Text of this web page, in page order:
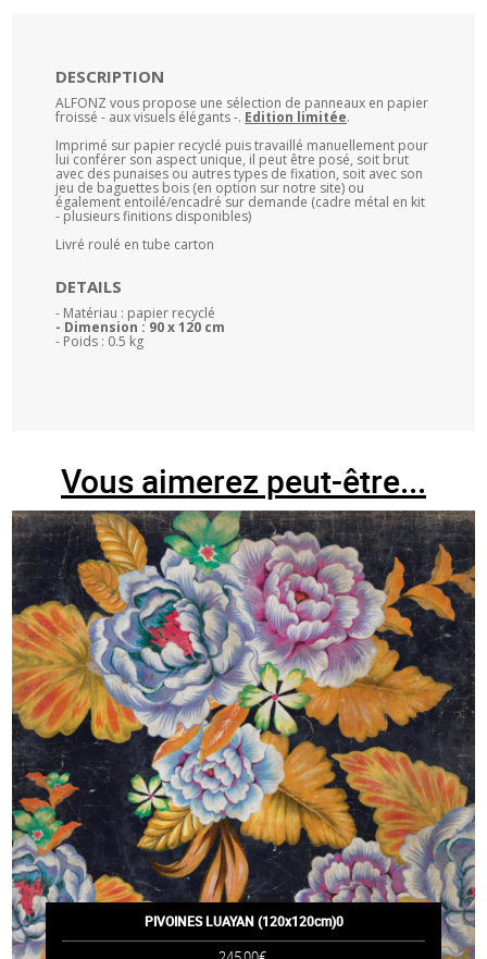
DESCRIPTION
ALFONZ vous propose une sélection de panneaux en papier
froissé - aux visuels élégants -. Edition limitée.
Imprimé sur papier recyclé puis travaillé manuellement pour
lui conférer son aspect unique, il peut être posé, soit brut
avec des punaises ou autres types de fixation, soit avec son
jeu de baguettes bois (en option sur notre site) ou
également entoilé/encadré sur demande (cadre métal en kit
- plusieurs finitions disponibles)
Livré roulé en tube carton
DETAILS
- Matériau : papier recyclé
- Dimension : 90 x 120 cm
- Poids : 0.5 kg
Vous aimerez peut-être...
PIVOINES LUAYAN (120x120cm)0